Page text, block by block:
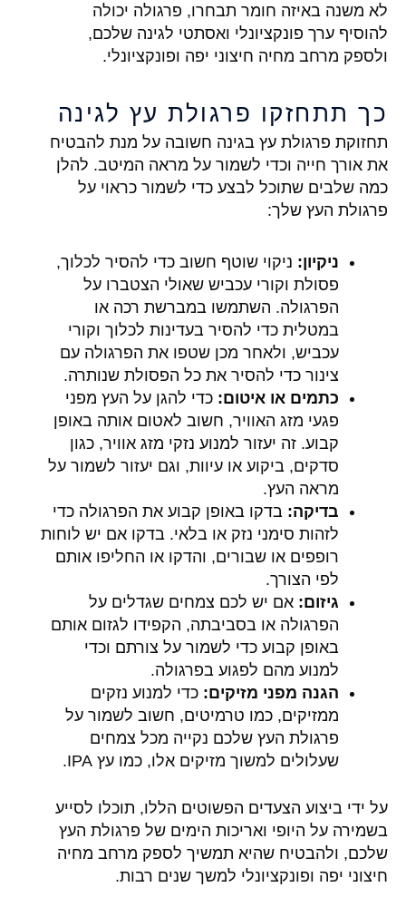
לא משנה באיזה חומר תבחרו, פרגולה יכולה
להוסיף ערך פונקציונלי ואסתטי לגינה שלכם,
ולספק מרחב מחיה חיצוני יפה ופונקציונלי.
כך תתחזקו פרגולת עץ לגינה
תחזוקת פרגולת עץ בגינה חשובה על מנת להבטיח
את אורך חייה וכדי לשמור על מראה המיטב. להלן
כמה שלבים שתוכל לבצע כדי לשמור כראוי על
פרגולת העץ שלך:
ניקיון: ניקוי שוטף חשוב כדי להסיר לכלוך,
פסולת וקורי עכביש שאולי הצטברו על
הפרגולה. השתמשו במברשת רכה או
במטלית כדי להסיר בעדינות לכלוך וקורי
עכביש, ולאחר מכן שטפו את הפרגולה עם
צינור כדי להסיר את כל הפסולת שנותרה.
כתמים או איטום: כדי להגן על העץ מפני
פגעי מזג האוויר, חשוב לאטום אותה באופן
קבוע. זה יעזור למנוע נזקי מזג אוויר, כגון
סדקים, ביקוע או עיוות, וגם יעזור לשמור על
מראה העץ.
בדיקה: בדקו באופן קבוע את הפרגולה כדי
לזהות סימני נזק או בלאי. בדקו אם יש לוחות
רופפים או שבורים, והדקו או החליפו אותם
לפי הצורך.
גיזום: אם יש לכם צמחים שגדלים על
הפרגולה או בסביבתה, הקפידו לגזום אותם
באופן קבוע כדי לשמור על צורתם וכדי
למנוע מהם לפגוע בפרגולה.
הגנה מפני מזיקים: כדי למנוע נזקים
ממזיקים, כמו טרמיטים, חשוב לשמור על
פרגולת העץ שלכם נקייה מכל צמחים
שעלולים למשוך מזיקים אלו, כמו עץ IPA.
על ידי ביצוע הצעדים הפשוטים הללו, תוכלו לסייע
בשמירה על היופי ואריכות הימים של פרגולת העץ
שלכם, ולהבטיח שהיא תמשיך לספק מרחב מחיה
חיצוני יפה ופונקציונלי למשך שנים רבות.